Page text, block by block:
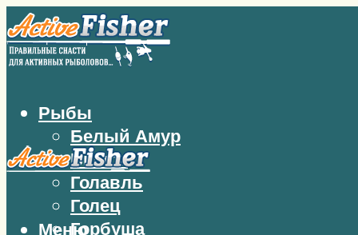
Рыбы
Белый Амур
Бычок
Голавль
Голец
Горбуша
Меню